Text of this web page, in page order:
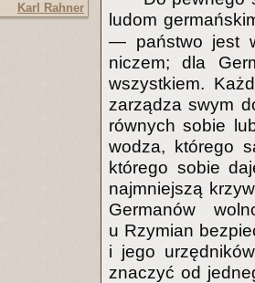
Karl Rahner
ludom
— państwo jest
niczem; dla
wszystkiem.
zarządza swym
równych sobie
wodza, którego
którego sobie
najmniejszą
Germanów
u Rzymian
i jego
znaczyć od